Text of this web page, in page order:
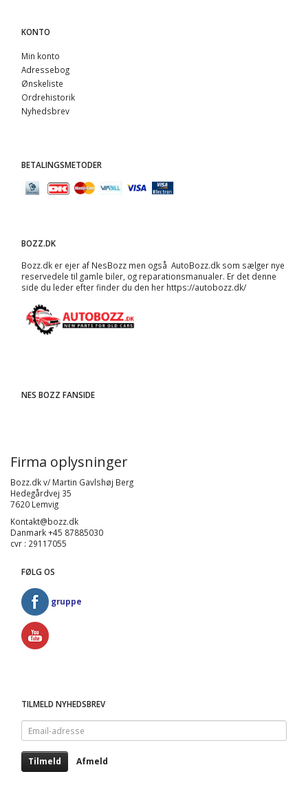
KONTO
Min konto
Adressebog
Ønskeliste
Ordrehistorik
Nyhedsbrev
BETALINGSMETODER
BOZZ.DK
Bozz.dk er ejer af NesBozz men også AutoBozz.dk som sælger nye
reservedele til gamle biler, og reparationsmanualer. Er det denne
side du leder efter finder du den her https://autobozz.dk/
NES BOZZ FANSIDE
Firma oplysninger
Bozz.dk v/ Martin Gavlshøj Berg
Hedegårdvej 35
7620 Lemvig
Kontakt@bozz.dk
Danmark +45 87885030
cvr : 29117055
FØLG OS
gruppe
TILMELD NYHEDSBREV
Email-
adresse
Tilmeld Afmeld